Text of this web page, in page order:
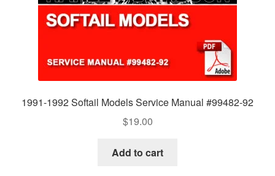
1991-1992 Softail Models Service Manual #99482-92
$19.00
Add to cart